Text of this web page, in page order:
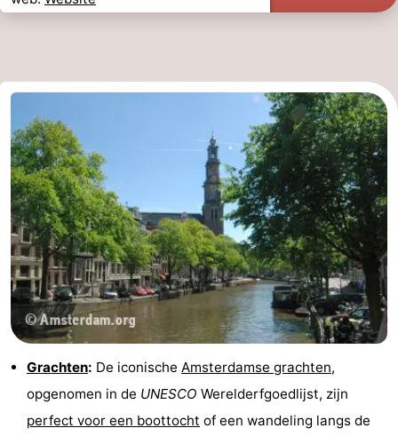
Grachten: De iconische Amsterdamse grachten,
opgenomen in de UNESCO Werelderfgoedlijst, zijn
perfect voor een boottocht of een wandeling langs de